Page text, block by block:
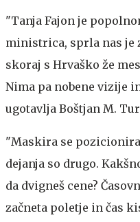
"Tanja Fajon je
ministrica, sprla nas je
skoraj s Hrvaško že
Nima pa nobene vizije
ugotavlja Boštjan M.
"Maskira se
dejanja so drugo.
da dvigneš cene?
začneta poletje in čas